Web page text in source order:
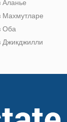
Аланье
Махмутларе
Оба
Джикджилли